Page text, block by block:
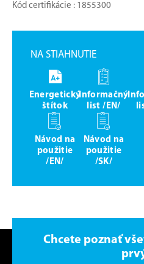
Kód certifikácie : 1855300
NA STIAHNUTIE
Energetický
štítok
Informačný
list /EN/
Návod na
použitie
/EN/
Návod na
použitie
/SK/
Chcete poznať